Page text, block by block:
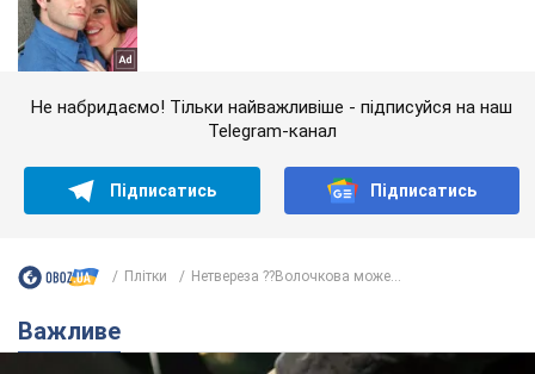
Не набридаємо! Тільки найважливіше - підписуйся на наш
Telegram-канал
Підписатись Підписатись
Плітки Нетвереза ??Волочкова може...
Важливе